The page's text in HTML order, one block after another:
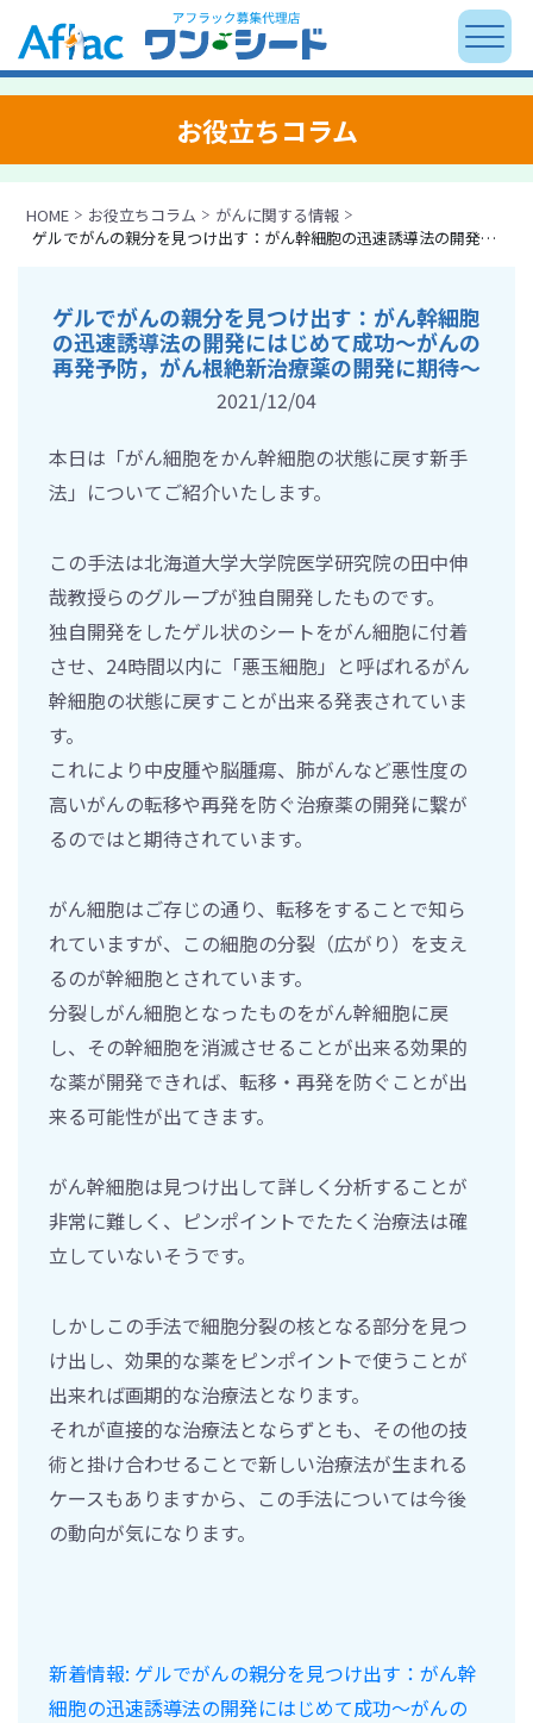
お役立ちコラム
HOME お役立ちコラム
がんに関する情報
ゲルでがんの親分を見つけ出す：がん幹細胞の迅速誘導法の開発にはじめて成功～がんの再発予防，がん根絶新治療薬の開発に期待～
ゲルでがんの親分を見つけ出す：がん幹細胞
の迅速誘導法の開発にはじめて成功～がんの
再発予防，がん根絶新治療薬の開発に期待～
2021/12/04
本日は「がん細胞をかん幹細胞の状態に戻す新手
法」についてご紹介いたします。
この手法は北海道大学大学院医学研究院の田中伸
哉教授らのグループが独自開発したものです。
独自開発をしたゲル状のシートをがん細胞に付着
させ、24時間以内に「悪玉細胞」と呼ばれるがん
幹細胞の状態に戻すことが出来る発表されていま
す。
これにより中皮腫や脳腫瘍、肺がんなど悪性度の
高いがんの転移や再発を防ぐ治療薬の開発に繋が
るのではと期待されています。
がん細胞はご存じの通り、転移をすることで知ら
れていますが、この細胞の分裂（広がり）を支え
るのが幹細胞とされています。
分裂しがん細胞となったものをがん幹細胞に戻
し、その幹細胞を消滅させることが出来る効果的
な薬が開発できれば、転移・再発を防ぐことが出
来る可能性が出てきます。
がん幹細胞は見つけ出して詳しく分析することが
非常に難しく、ピンポイントでたたく治療法は確
立していないそうです。
しかしこの手法で細胞分裂の核となる部分を見つ
け出し、効果的な薬をピンポイントで使うことが
出来れば画期的な治療法となります。
それが直接的な治療法とならずとも、その他の技
術と掛け合わせることで新しい治療法が生まれる
ケースもありますから、この手法については今後
の動向が気になります。
新着情報: ゲルでがんの親分を見つけ出す：がん幹
細胞の迅速誘導法の開発にはじめて成功～がんの